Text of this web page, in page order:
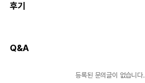
후기
Q&A
등록된 문의글이 없습니다.